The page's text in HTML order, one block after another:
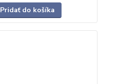
Pridať do košíka